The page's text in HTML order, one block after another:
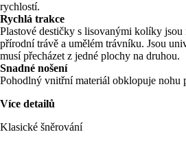
rychlostí.
Rychlá trakce
Plastové destičky s lisovanými kolíky jsou
přírodní trávě a umělém trávníku. Jsou
musí přecházet z jedné plochy na druhou.
Snadné nošení
Pohodlný vnitřní materiál obklopuje nohu
Více detailů
Klasické šněrování